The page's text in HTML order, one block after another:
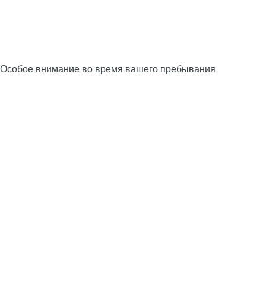
Особое внимание во время вашего пребывания